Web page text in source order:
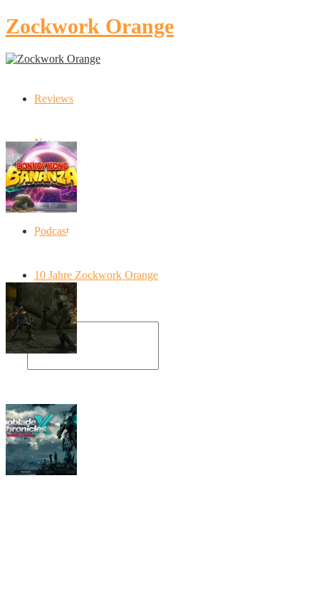
Zockwork Orange
Reviews
News
Artikel
Podcast
10 Jahre Zockwork Orange
Donkey Kong Bananza: “Ich mache alles